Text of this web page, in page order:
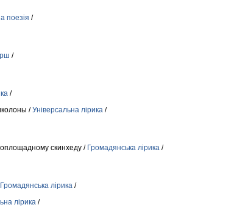
поезія /
/
/
/Універсальна лірика /
скинхеду / Громадянська лірика /
Громадянська лірика /
лірика /